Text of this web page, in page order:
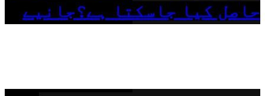
حاصل کیا جاسکتا ہے؟جانیے